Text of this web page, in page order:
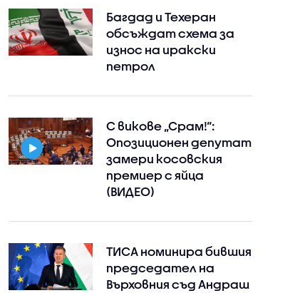
Багдад и Техеран
обсъждат схема за
износ на иракски
петрол
С викове „Срам!“:
Опозиционен депутат
замери косовския
премиер с яйца
(ВИДЕО)
ТИСА номинира бившия
председател на
Върховния съд Андраш